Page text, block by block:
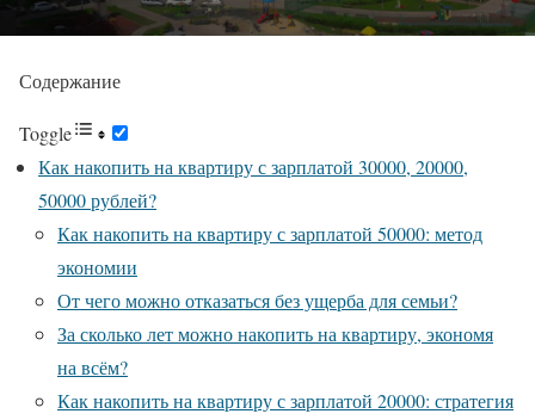
Содержание
Toggle
Как накопить на квартиру с зарплатой 30000, 20000,
50000 рублей?
Как накопить на квартиру с зарплатой 50000: метод
экономии
От чего можно отказаться без ущерба для семьи?
За сколько лет можно накопить на квартиру, экономя
на всём?
Как накопить на квартиру с зарплатой 20000: стратегия